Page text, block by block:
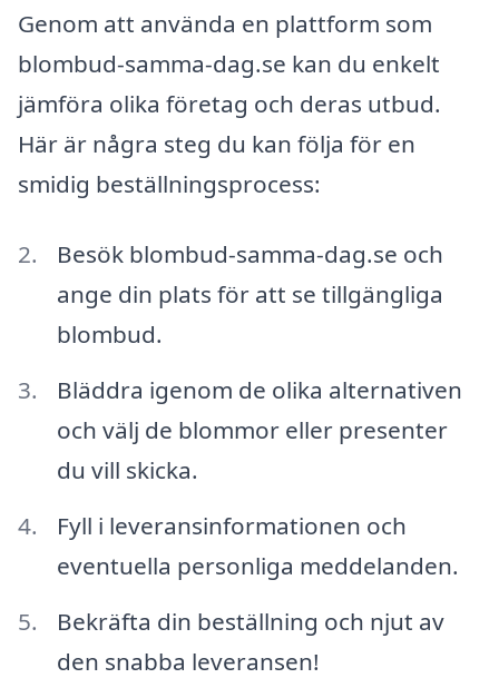
Genom att använda en plattform som
blombud-samma-dag.se kan du enkelt
jämföra olika företag och deras utbud.
Här är några steg du kan följa för en
smidig beställningsprocess:
Besök blombud-samma-dag.se och
ange din plats för att se tillgängliga
blombud.
Bläddra igenom de olika alternativen
och välj de blommor eller presenter
du vill skicka.
Fyll i leveransinformationen och
eventuella personliga meddelanden.
Bekräfta din beställning och njut av
den snabba leveransen!